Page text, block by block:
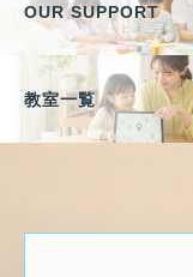
OUR SUPPORT
教室一覧